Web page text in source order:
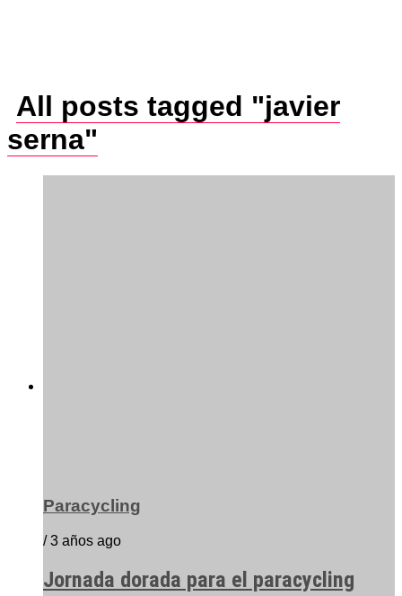
All posts tagged "javier
serna"
Paracycling
/ 3 años ago
Jornada dorada para el paracycling